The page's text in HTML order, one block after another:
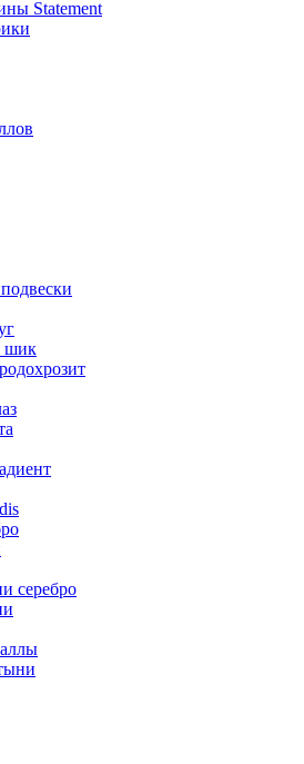
Statement
шик
серебро